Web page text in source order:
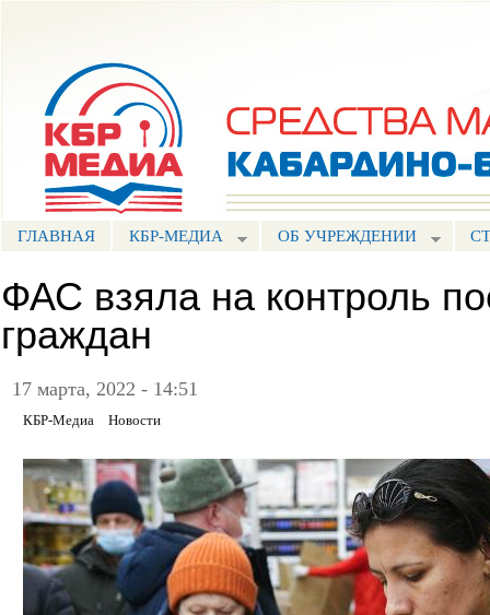
ГЛАВНАЯ КБР-МЕДИА ОБ УЧРЕЖДЕНИИ
ФАС взяла на контроль
граждан
17 марта, 2022 - 14:51
КБР-Медиа Новости